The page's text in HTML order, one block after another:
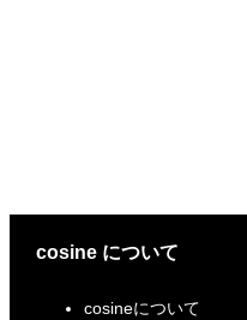
cosine について
cosineについて